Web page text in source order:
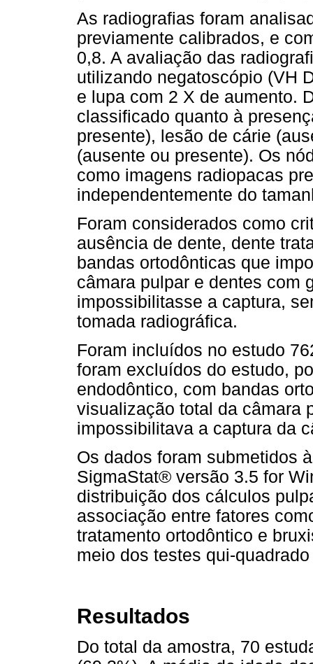
As radiografias foram
previamente calibrados, e
0,8. A avaliação das
utilizando negatoscópio (VH
e lupa com 2 X de aumento.
classificado quanto à
presente), lesão de cárie
(ausente ou presente). Os
como imagens radiopacas
independentemente do
Foram considerados como
ausência de dente, dente
bandas ortodônticas que
câmara pulpar e dentes com
impossibilitasse a captura,
tomada radiográfica.
Foram incluídos no estudo
foram excluídos do estudo,
endodôntico, com bandas
visualização total da câmara
impossibilitava a captura da
Os dados foram submetidos
SigmaStat® versão 3.5 for
distribuição dos cálculos
associação entre fatores
tratamento ortodôntico e
meio dos testes qui-
Resultados
Do total da amostra, 70